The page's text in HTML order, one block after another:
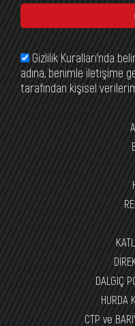
Gizlilik Kuralları’nda
adına, benimle iletişime
tarafından kişisel
DALGIÇ
HURDA
CTP ve